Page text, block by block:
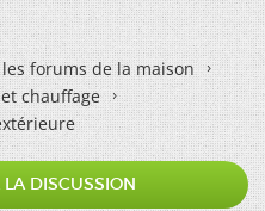
forums de la maison
chauffage
DISCUSSION